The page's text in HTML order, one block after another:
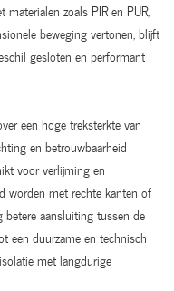
zoals PIR en PUR,
beweging vertonen, blijft
gesloten en performant
een hoge treksterkte van
en betrouwbaarheid
voor verlijming en
worden met rechte kanten of
aansluiting tussen de
een duurzame en technisch
met langdurige